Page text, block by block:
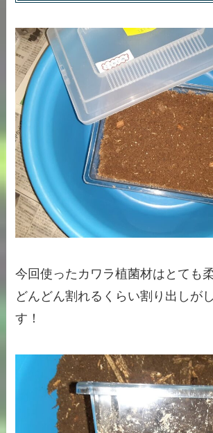
今回使ったカワラ植菌材はとても
どんどん割れるくらい割り出しが
す！